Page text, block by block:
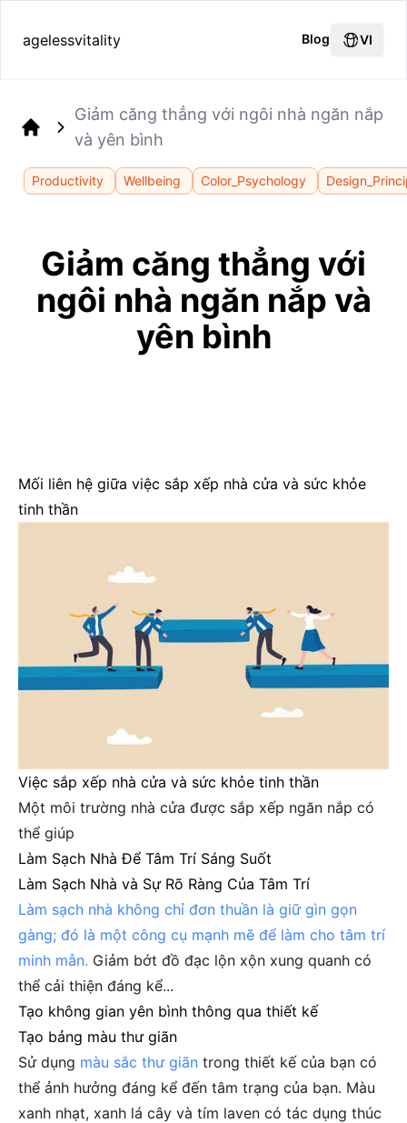
agelessvitality Blog VI
Giảm căng thẳng với ngôi nhà ngăn nắp
và yên bình
Productivity Wellbeing Color_Psychology
Giảm căng thẳng với
ngôi nhà ngăn nắp và
yên bình
Mối liên hệ giữa việc sắp xếp nhà cửa và sức khỏe
tinh thần
Việc sắp xếp nhà cửa và sức khỏe tinh thần
Một môi trường nhà cửa được sắp xếp ngăn nắp có
thể giúp
Làm Sạch Nhà Để Tâm Trí Sáng Suốt
Làm Sạch Nhà và Sự Rõ Ràng Của Tâm Trí
Làm sạch nhà không chỉ đơn thuần là giữ gìn gọn
gàng; đó là một công cụ mạnh mẽ để làm cho tâm trí
minh mẫn. Giảm bớt đồ đạc lộn xộn xung quanh có
thể cải thiện đáng kể...
Tạo không gian yên bình thông qua thiết kế
Tạo bảng màu thư giãn
Sử dụng màu sắc thư giãn trong thiết kế của bạn có
thể ảnh hưởng đáng kể đến tâm trạng của bạn. Màu
xanh nhạt, xanh lá cây và tím laven có tác dụng thúc